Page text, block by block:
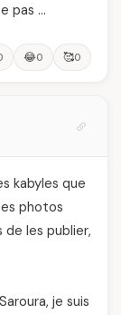
pas …
😂0 🥰0
kabyles que
photos
les publier,
je suis